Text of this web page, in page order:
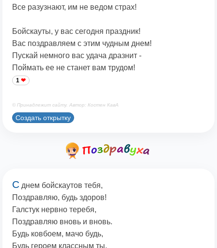
Все разузнают, им не ведом страх!
Бойскауты, у вас сегодня праздник!
Вас поздравляем с этим чудным днем!
Пускай немного вас удача дразнит -
Поймать ее не станет вам трудом!
1
© Принадлежит сайту. Автор: Костен КавА
Создать открытку
С днем бойскаутов тебя,
Поздравляю, будь здоров!
Галстук нервно теребя,
Поздравляю вновь и вновь.
Будь ковбоем, мачо будь,
Будь героем классным ты,